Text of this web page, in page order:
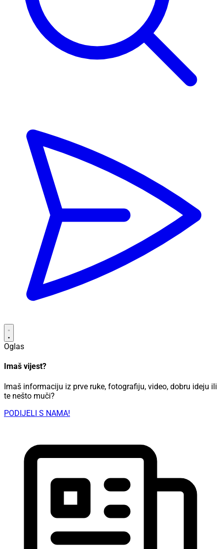
Oglas
Imaš vijest?
Imaš informaciju iz prve ruke, fotografiju, video, dobru ideju ili
te nešto muči?
PODIJELI S NAMA!